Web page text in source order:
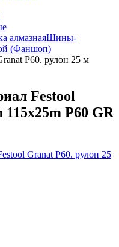
алмазнаяШины-
(Фаншоп)
P60. рулон 25 м
Festool
P60 GR